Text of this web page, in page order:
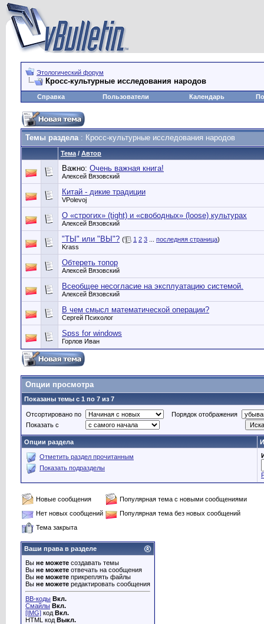
Этологический форум
Кросс-культурные исследования народов
Справка Пользователи Календарь
Темы раздела: Кросс-культурные исследования народов
Тема / Автор
Важно: Очень важная книга!
Алексей Вязовский
Китай - дикие традиции
VPolevoj
О «строгих» (tight) и «свободных» (loose) культурах
Алексей Вязовский
"ТЫ" или "ВЫ"? ( 1 2 3 последняя страница)
Krass
Обтереть топор
Алексей Вязовский
Всеобщее несогласие на эксплуатацию системой.
Алексей Вязовский
В чем смысл математической операции?
Сергей Психолог
Spss for windows
Горлов Иван
Опции просмотра
Показаны темы с 1 по 7 из 7
Отсортировано по
Порядок отображения
Показать с
Опции раздела
Отметить раздел прочитанным
Показать подразделы
Новые сообщения
Популярная тема с новыми сообщениями
Нет новых сообщений
Популярная тема без новых сообщений
Тема закрыта
Ваши права в разделе
Вы не можете создавать темы
Вы не можете отвечать на сообщения
Вы не можете прикреплять файлы
Вы не можете редактировать сообщения
BB-коды Вкл.
Смайлы Вкл.
[IMG] код Вкл.
HTML код Выкл.